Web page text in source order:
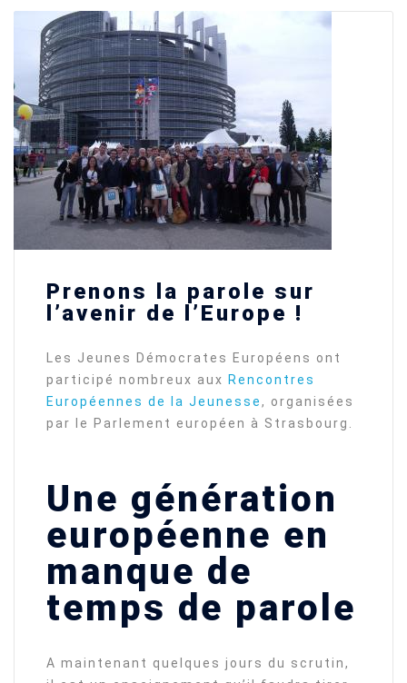
Prenons la parole sur
l’avenir de l’Europe !
Les Jeunes Démocrates Européens ont
participé nombreux aux Rencontres
Européennes de la Jeunesse, organisées
par le Parlement européen à Strasbourg.
Une génération
européenne en
manque de
temps de parole
A maintenant quelques jours du scrutin,